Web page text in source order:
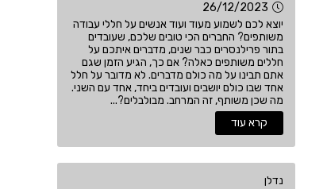
26/12/2023
יוצא לכם לשמוע מעוד ועוד אנשים על חללי עבודה
משותפים? החברים הכי טובים שלכם, שעובדים
בתור פרילנסרים כבר שנים, מדברים איתכם על
חללים משותפים כאלה? אם כך, הגיע הזמן שגם
אתם תבינו על מה כולם מדברים. לא מדובר על חלל
אחד שבו כולם יושבים ועובדים ביחד, אחד עם השני.
מה שכן משותף, זה המרחב. מבולבלים?...
קרא עוד
נדלן